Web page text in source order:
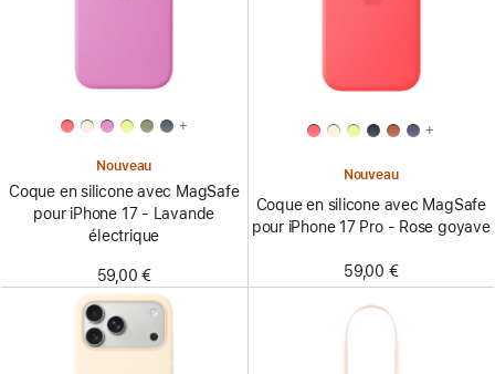
+
Nouveau
Coque en silicone avec MagSafe
pour iPhone 17 - Lavande
électrique
59,00 €
+
Nouveau
Coque en silicone avec MagSafe
pour iPhone 17 Pro - Rose goyave
59,00 €